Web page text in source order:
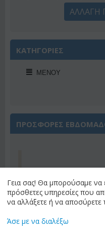
ΑΛΛΑΓΗ
ΚΑΤΗΓΟΡΙΕΣ
ΜΕΝΟΎ
ΠΡΟΣΦΟΡΕΣ
Γεια σας! Θα μπορούσαμε να
πρόσθετες υπηρεσίες που
να αλλάξετε ή να αποσύρετε
Άσε με να διαλέξω